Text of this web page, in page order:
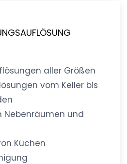
aller Größen
vom Keller bis
Nebenräumen und
Küchen